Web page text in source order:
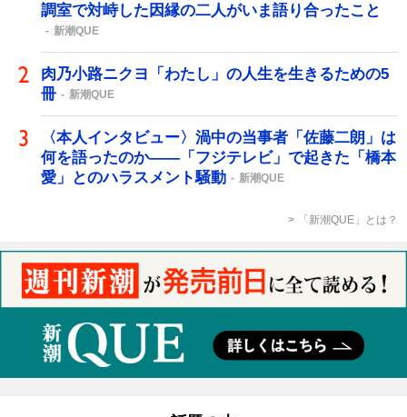
調室で対峙した因縁の二人がいま語り合ったこと
新潮QUE
肉乃小路ニクヨ「わたし」の人生を生きるための5
冊
新潮QUE
〈本人インタビュー〉渦中の当事者「佐藤二朗」は
何を語ったのか――「フジテレビ」で起きた「橋本
愛」とのハラスメント騒動
新潮QUE
「新潮QUE」とは？